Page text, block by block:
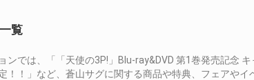
覧
ンでは、「「天使の3P!」Blu-ray&DVD 第1巻発売記念
！！」など、蒼山サグに関する商品や特典、フェアや